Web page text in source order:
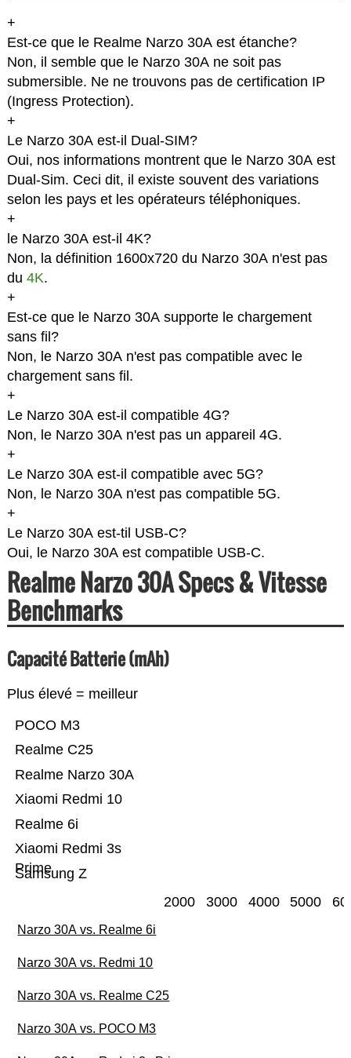
+
Est-ce que le Realme Narzo 30A est étanche?
Non, il semble que le Narzo 30A ne soit pas
submersible. Ne ne trouvons pas de certification IP
(Ingress Protection).
+
Le Narzo 30A est-il Dual-SIM?
Oui, nos informations montrent que le Narzo 30A est
Dual-Sim. Ceci dit, il existe souvent des variations
selon les pays et les opérateurs téléphoniques.
+
le Narzo 30A est-il 4K?
Non, la définition 1600x720 du Narzo 30A n'est pas
du 4K.
+
Est-ce que le Narzo 30A supporte le chargement
sans fil?
Non, le Narzo 30A n'est pas compatible avec le
chargement sans fil.
+
Le Narzo 30A est-il compatible 4G?
Non, le Narzo 30A n'est pas un appareil 4G.
+
Le Narzo 30A est-il compatible avec 5G?
Non, le Narzo 30A n'est pas compatible 5G.
+
Le Narzo 30A est-til USB-C?
Oui, le Narzo 30A est compatible USB-C.
Realme Narzo 30A Specs & Vitesse
Benchmarks
Capacité Batterie (mAh)
Plus élevé = meilleur
Samsung Z
Xiaomi Redmi 3s
Prime
Realme 6i
Xiaomi Redmi 10
Realme Narzo 30A
Realme C25
POCO M3
2000 3000 4000 5000
Narzo 30A vs. Realme 6i
Narzo 30A vs. Redmi 10
Narzo 30A vs. Realme C25
Narzo 30A vs. POCO M3